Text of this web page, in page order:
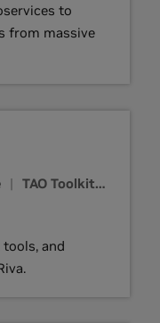
to
from massive
| TAO Toolkit |
and